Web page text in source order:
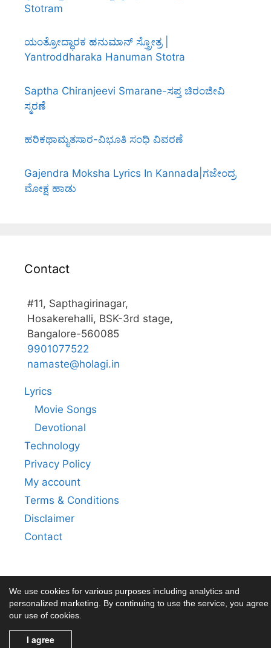
Stotram
ಯಂತ್ರೋದ್ಧಾರಕ ಹನುಮಾನ್ ಸ್ತ್ರೋತ್ರ |
Yantroddharaka Hanuman Stotra
Saptha Chiranjeevi Smarane-ಸಪ್ತ ಚಿರಂಜೀವಿ
ಸ್ಮರಣೆ
ಹರಿಕಥಾಮೃತಸಾರ-ವಿಭೂತಿ ಸಂಧಿ ವಿವರಣೆ
Gajendra Moksha Lyrics In Kannada|ಗಜೇಂದ್ರ
ಮೋಕ್ಷ ಹಾಡು
Contact
#11, Sapthagirinagar,
Hosakerehalli, BSK-3rd stage,
Bangalore-560085
9901077522
namaste@holagi.in
Lyrics
Movie Songs
Devotional
Technology
Privacy Policy
My account
Terms & Conditions
Disclaimer
Contact
© 2026 holagi
We use cookies for various purposes including analytics and
personalized marketing. By continuing to use the service, you agree
our use of cookies.
I agree